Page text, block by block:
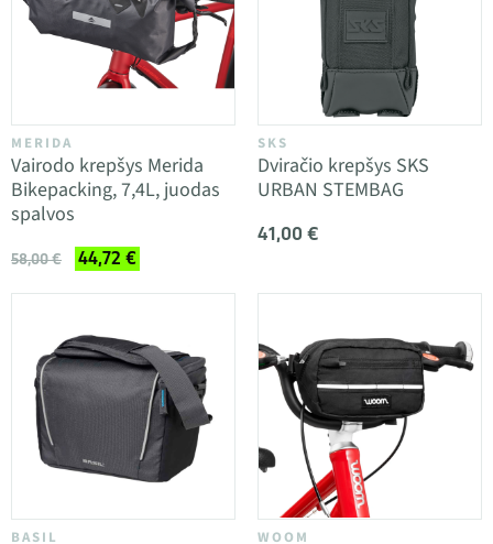
MERIDA
Vairodo krepšys Merida
Bikepacking, 7,4L, juodas
spalvos
58,00 € 44,72 €
SKS
Dviračio krepšys SKS
URBAN STEMBAG
41,00 €
BASIL WOOM